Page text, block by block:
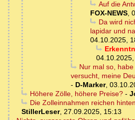
Auf die
FOX-NEWS,
Da wird
lapidar und
04.10.2025,
Nur mal so,
versucht, meine
- D-Marker,
Höhere Zölle, höhere Preise?-
Die Zolleinnahmen reichen
StillerLeser, 27.09.2025, 15:13